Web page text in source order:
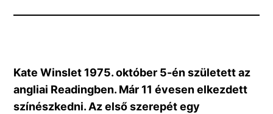
Kate Winslet 1975. október 5-én született az
angliai Readingben. Már 11 évesen elkezdett
színészkedni. Az első szerepét egy